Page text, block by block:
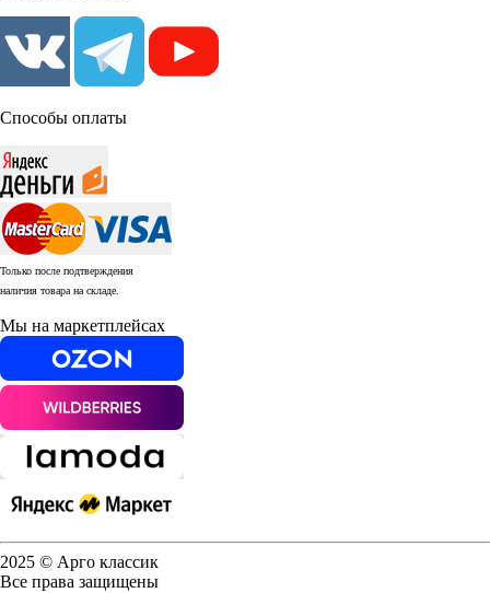
Способы оплаты
Только после подтверждения
наличия товара на складе.
Мы на маркетплейсах
2025 © Арго классик
Все права защищены